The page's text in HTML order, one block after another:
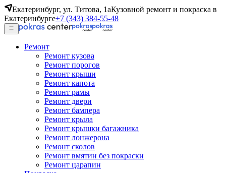
Екатеринбург, ул. Титова, 1аКузовной ремонт и покраска в
Екатеринбурге+7 (343) 384-55-48
Ремонт
Ремонт кузова
Ремонт порогов
Ремонт крыши
Ремонт капота
Ремонт рамы
Ремонт двери
Ремонт бампера
Ремонт крыла
Ремонт крышки багажника
Ремонт лонжерона
Ремонт сколов
Ремонт вмятин без покраски
Ремонт царапин